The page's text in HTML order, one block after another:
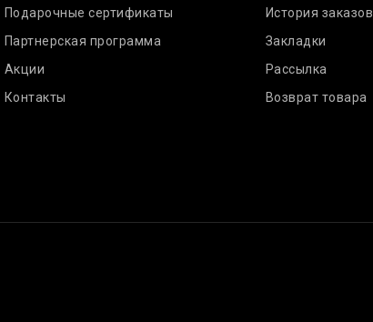
Подарочные сертификаты
Партнерская программа
Акции
Контакты
История заказов
Закладки
Рассылка
Возврат товара